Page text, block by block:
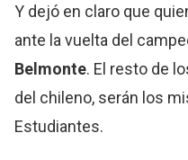
Y dejó en claro que
ante la vuelta del
Belmonte. El resto de
del chileno, serán los
Estudiantes.